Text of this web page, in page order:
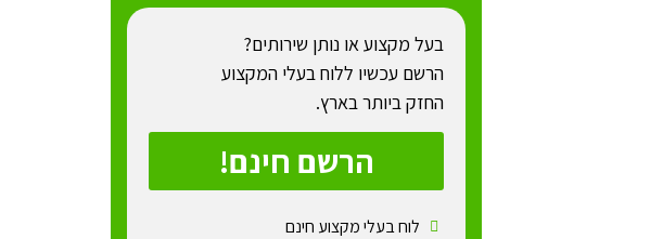
בעל מקצוע או נותן שירותים?
הרשם עכשיו ללוח בעלי המקצוע
החזק ביותר בארץ.
הרשם חינם!
לוח בעלי מקצוע חינם